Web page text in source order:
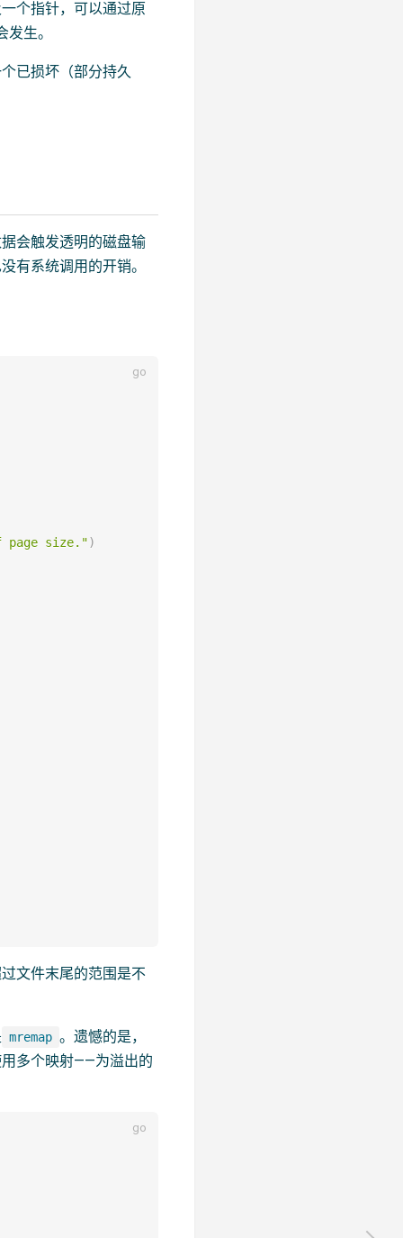
个指针，可以通过原
生。
已损坏（部分持久
会触发透明的磁盘输
有系统调用的开销。
size.")
文件末尾的范围是不
mremap 。遗憾的是，
多个映射——为溢出的